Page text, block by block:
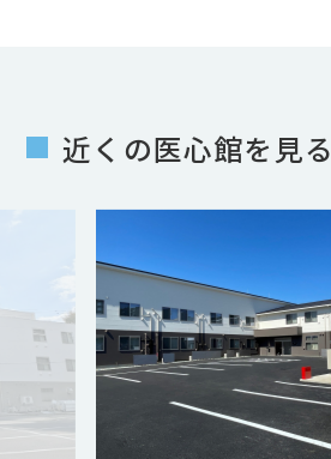
近くの医心館を見る